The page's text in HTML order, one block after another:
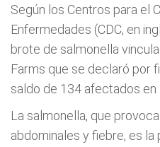
Según los Centros para el
Enfermedades (CDC, en
brote de salmonella
Farms que se declaró por
saldo de 134 afectados en
La salmonella, que
abdominales y fiebre, es la